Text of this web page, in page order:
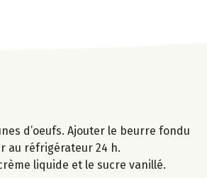
d’oeufs. Ajouter le beurre fondu
au réfrigérateur 24 h.
liquide et le sucre vanillé.